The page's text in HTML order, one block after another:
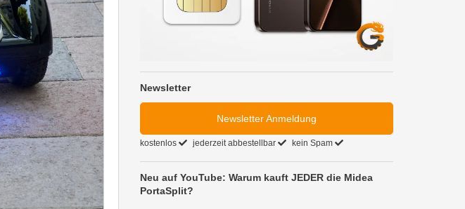
Newsletter
Newsletter Anmeldung
kostenlos jederzeit abbestellbar kein Spam
Neu auf YouTube: Warum kauft JEDER die Midea
PortaSplit?